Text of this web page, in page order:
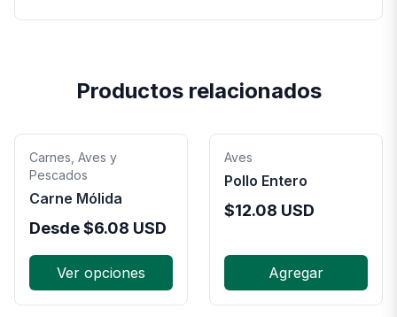
Productos relacionados
Carnes, Aves y
Pescados
Carne Mólida
Desde$6.08 USD
Ver opciones
Aves
Pollo Entero
$12.08 USD
Agregar